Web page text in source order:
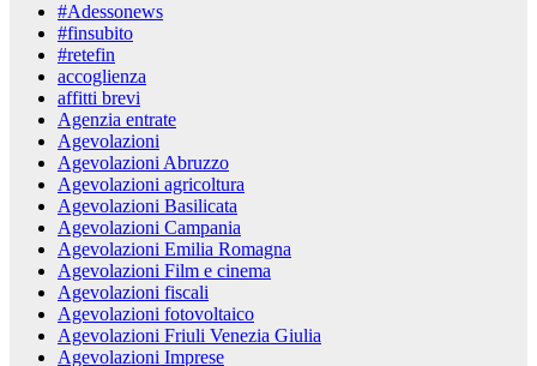
#Adessonews
#finsubito
#retefin
accoglienza
affitti brevi
Agenzia entrate
Agevolazioni
Agevolazioni Abruzzo
Agevolazioni agricoltura
Agevolazioni Basilicata
Agevolazioni Campania
Agevolazioni Emilia Romagna
Agevolazioni Film e cinema
Agevolazioni fiscali
Agevolazioni fotovoltaico
Agevolazioni Friuli Venezia Giulia
Agevolazioni Imprese